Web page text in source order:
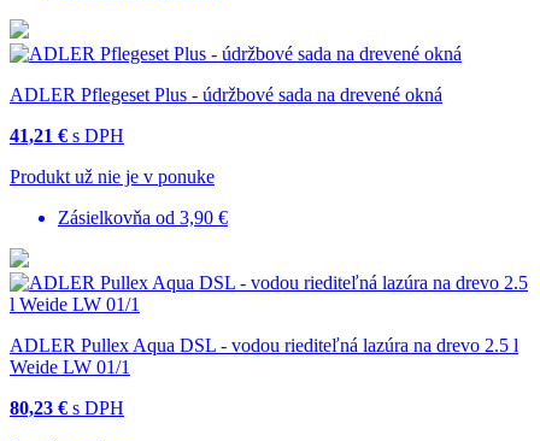
ADLER Pflegeset Plus - údržbové sada na drevené okná
41,21 € s DPH
Produkt už nie je v ponuke
Zásielkovňa od 3,90 €
ADLER Pullex Aqua DSL - vodou riediteľná lazúra na drevo 2.5 l
Weide LW 01/1
80,23 € s DPH